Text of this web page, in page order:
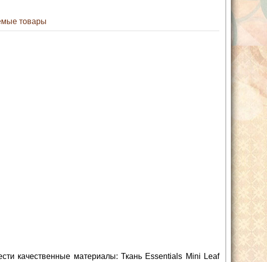
товары
качественные материалы: Ткань Essentials Mini Leaf